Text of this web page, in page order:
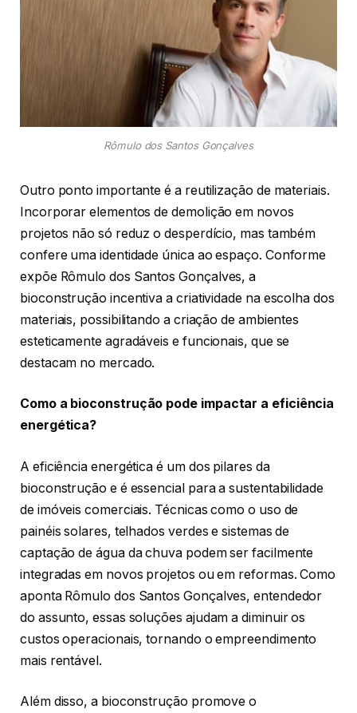
Rômulo dos Santos Gonçalves
Outro ponto importante é a reutilização de materiais.
Incorporar elementos de demolição em novos
projetos não só reduz o desperdício, mas também
confere uma identidade única ao espaço. Conforme
expõe Rômulo dos Santos Gonçalves, a
bioconstrução incentiva a criatividade na escolha dos
materiais, possibilitando a criação de ambientes
esteticamente agradáveis e funcionais, que se
destacam no mercado.
Como a bioconstrução pode impactar a eficiência
energética?
A eficiência energética é um dos pilares da
bioconstrução e é essencial para a sustentabilidade
de imóveis comerciais. Técnicas como o uso de
painéis solares, telhados verdes e sistemas de
captação de água da chuva podem ser facilmente
integradas em novos projetos ou em reformas. Como
aponta Rômulo dos Santos Gonçalves, entendedor
do assunto, essas soluções ajudam a diminuir os
custos operacionais, tornando o empreendimento
mais rentável.
Além disso, a bioconstrução promove o